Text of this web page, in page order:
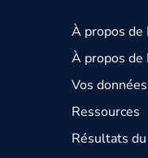
À propos de
À propos de
Vos
Ressources
Résultats